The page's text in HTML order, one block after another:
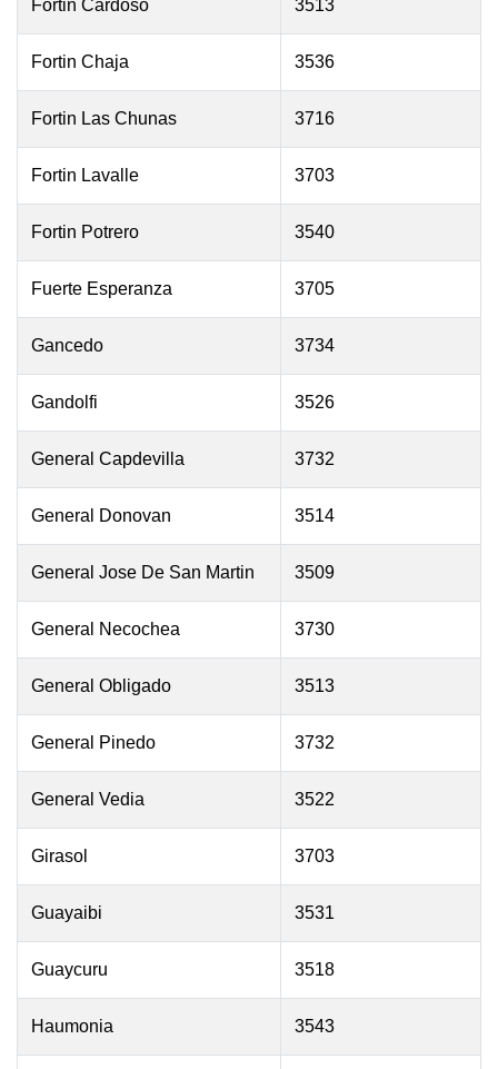
Fortin Cardoso 3513
Fortin Chaja 3536
Fortin Las Chunas 3716
Fortin Lavalle 3703
Fortin Potrero 3540
Fuerte Esperanza 3705
Gancedo 3734
Gandolfi 3526
General Capdevilla 3732
General Donovan 3514
General Jose De San Martin 3509
General Necochea 3730
General Obligado 3513
General Pinedo 3732
General Vedia 3522
Girasol 3703
Guayaibi 3531
Guaycuru 3518
Haumonia 3543